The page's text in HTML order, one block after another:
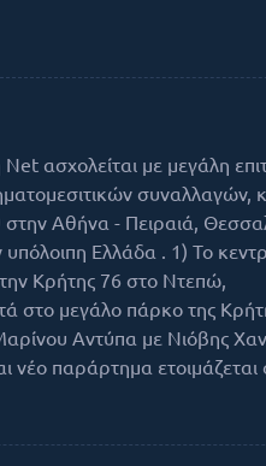
Net ασχολείται με μεγάλη
συναλλαγών,
Αθήνα - Πειραιά,
Ελλάδα . 1) Το
Κρήτης 76 στο Ντεπώ,
στο μεγάλο πάρκο της
Αντύπα με Νιόβης
νέο παράρτημα ετοιμάζεται